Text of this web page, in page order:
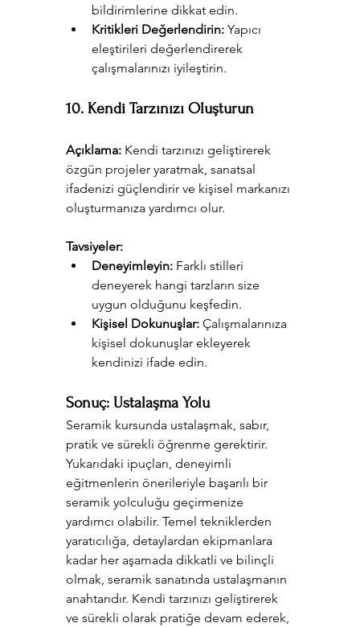
bildirimlerine dikkat edin.
Kritikleri Değerlendirin: Yapıcı
eleştirileri değerlendirerek
çalışmalarınızı iyileştirin.
10. Kendi Tarzınızı Oluşturun
Açıklama: Kendi tarzınızı geliştirerek
özgün projeler yaratmak, sanatsal
ifadenizi güçlendirir ve kişisel markanızı
oluşturmanıza yardımcı olur.
Tavsiyeler:
Deneyimleyin: Farklı stilleri
deneyerek hangi tarzların size
uygun olduğunu keşfedin.
Kişisel Dokunuşlar: Çalışmalarınıza
kişisel dokunuşlar ekleyerek
kendinizi ifade edin.
Sonuç: Ustalaşma Yolu
Seramik kursunda ustalaşmak, sabır,
pratik ve sürekli öğrenme gerektirir.
Yukarıdaki ipuçları, deneyimli
eğitmenlerin önerileriyle başarılı bir
seramik yolculuğu geçirmenize
yardımcı olabilir. Temel tekniklerden
yaratıcılığa, detaylardan ekipmanlara
kadar her aşamada dikkatli ve bilinçli
olmak, seramik sanatında ustalaşmanın
anahtarıdır. Kendi tarzınızı geliştirerek
ve sürekli olarak pratiğe devam ederek,